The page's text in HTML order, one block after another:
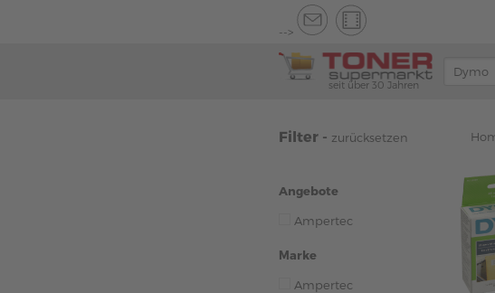
-->
seit über 30 Jahren
Filter - zurücksetzen
Angebote
Ampertec
Marke
Ampertec